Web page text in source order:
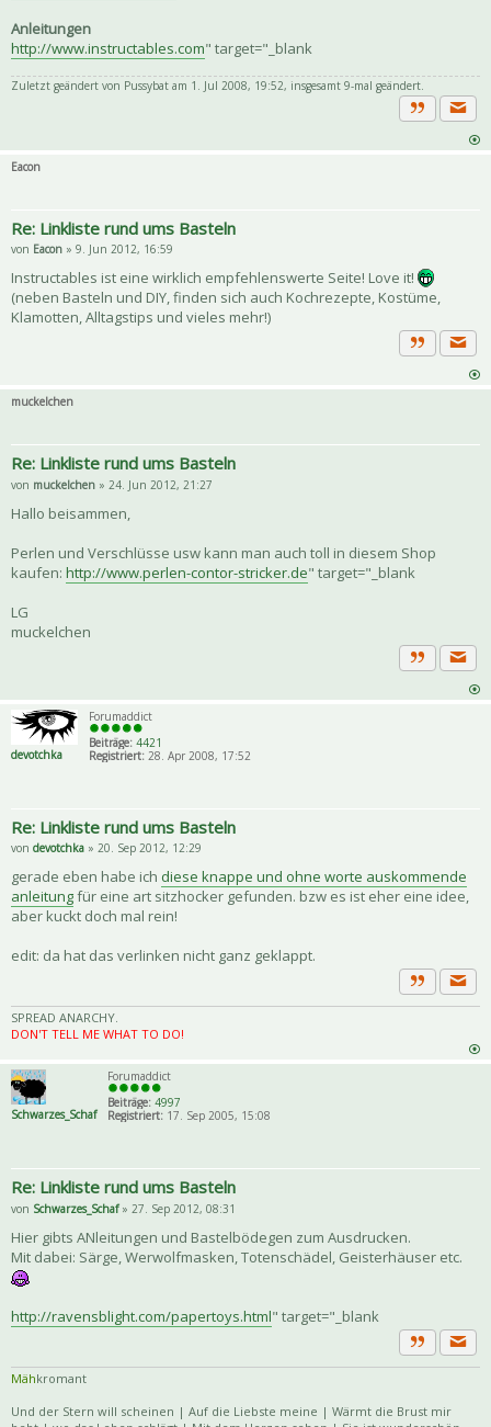
Anleitungen
http://www.instructables.com" target="_blank
Zuletzt geändert von Pussybat am 1. Jul 2008, 19:52, insgesamt 9-mal geändert.
Zitat
Eacon
Re: Linkliste rund ums Basteln
von Eacon » 9. Jun 2012, 16:59
Instructables ist eine wirklich empfehlenswerte Seite! Love it!
(neben Basteln und DIY, finden sich auch Kochrezepte, Kostüme,
Klamotten, Alltagstips und vieles mehr!)
Zitat
muckelchen
Re: Linkliste rund ums Basteln
von muckelchen » 24. Jun 2012, 21:27
Hallo beisammen,
Perlen und Verschlüsse usw kann man auch toll in diesem Shop
kaufen: http://www.perlen-contor-stricker.de" target="_blank
LG
muckelchen
Zitat
devotchka
Forumaddict
Beiträge: 4421
Registriert:28. Apr 2008, 17:52
Re: Linkliste rund ums Basteln
von devotchka » 20. Sep 2012, 12:29
gerade eben habe ich diese knappe und ohne worte auskommende
anleitungfür eine art sitzhocker gefunden. bzw es ist eher eine idee,
aber kuckt doch mal rein!
edit: da hat das verlinken nicht ganz geklappt.
Zitat
SPREAD ANARCHY.
DON'T TELL ME WHAT TO DO!
Schwarzes_Schaf
Forumaddict
Beiträge: 4997
Registriert: 17. Sep 2005, 15:08
Re: Linkliste rund ums Basteln
von Schwarzes_Schaf» 27. Sep 2012, 08:31
Hier gibts ANleitungen und Bastelbödegen zum Ausdrucken.
Mit dabei: Särge, Werwolfmasken, Totenschädel, Geisterhäuser etc.
http://ravensblight.com/papertoys.html" target="_blank
Zitat
Mähkromant
Und der Stern will scheinen | Auf die Liebste meine | Wärmt die Brust mir